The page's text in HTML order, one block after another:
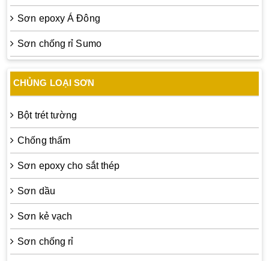
Sơn epoxy Á Đông
Sơn chống rỉ Sumo
CHỦNG LOẠI SƠN
Bột trét tường
Chống thấm
Sơn epoxy cho sắt thép
Sơn dầu
Sơn kẻ vạch
Sơn chống rỉ